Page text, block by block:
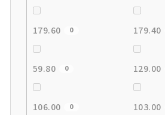
179.60 0 179.40
59.80 0 129.00
106.00 0 103.00